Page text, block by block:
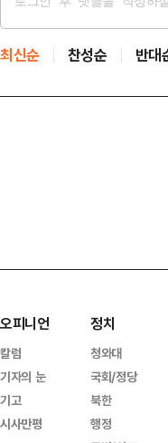
최신순 찬성순 반대
오피니언
칼럼
기자의 눈
기고
시사만평
정치
청와대
국회/정당
북한
행정